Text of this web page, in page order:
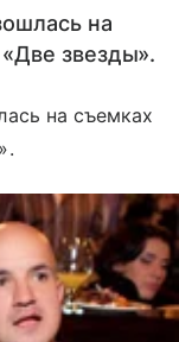
на
звезды».
на съемках